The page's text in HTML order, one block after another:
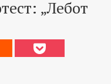
„Лебот